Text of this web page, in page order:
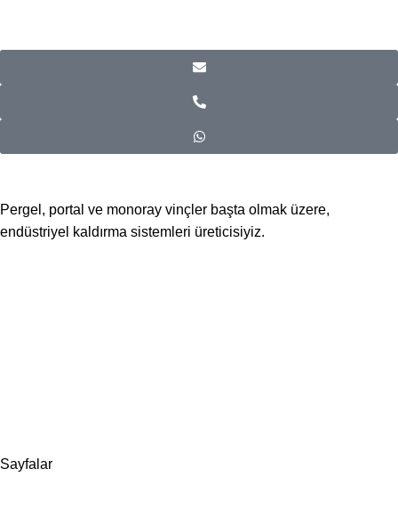
Pergel, portal ve monoray vinçler başta olmak üzere,
endüstriyel kaldırma sistemleri üreticisiyiz.
Sayfalar